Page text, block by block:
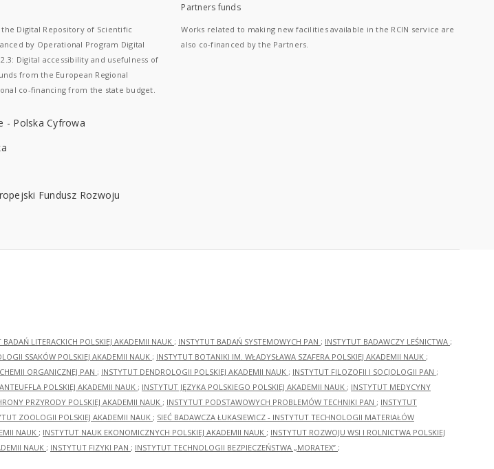
Digital Repository of Scientific
by Operational Program Digital
Digital accessibility and usefulness of
from the European Regional
co-financing from the state budget.
Partners funds
Works related to making new facilities available in the RCIN service are
also co-financed by the Partners.
BADAŃ LITERACKICH POLSKIEJ AKADEMII NAUK ; INSTYTUT BADAŃ SYSTEMOWYCH PAN ; INSTYTUT BADAWCZY LEŚNICTWA ;
SSAKÓW POLSKIEJ AKADEMII NAUK ; INSTYTUT BOTANIKI IM. WŁADYSŁAWA SZAFERA POLSKIEJ AKADEMII NAUK ;
ORGANICZNEJ PAN ; INSTYTUT DENDROLOGII POLSKIEJ AKADEMII NAUK ; INSTYTUT FILOZOFII I SOCJOLOGII PAN ;
POLSKIEJ AKADEMII NAUK ; INSTYTUT JĘZYKA POLSKIEGO POLSKIEJ AKADEMII NAUK ; INSTYTUT MEDYCYNY
PRZYRODY POLSKIEJ AKADEMII NAUK ; INSTYTUT PODSTAWOWYCH PROBLEMÓW TECHNIKI PAN ; INSTYTUT
ZOOLOGII POLSKIEJ AKADEMII NAUK ; SIEĆ BADAWCZA ŁUKASIEWICZ - INSTYTUT TECHNOLOGII MATERIAŁÓW
NAUK ; INSTYTUT NAUK EKONOMICZNYCH POLSKIEJ AKADEMII NAUK ; INSTYTUT ROZWOJU WSI I ROLNICTWA POLSKIEJ
NAUK ; INSTYTUT FIZYKI PAN ; INSTYTUT TECHNOLOGII BEZPIECZEŃSTWA „MORATEX” ;